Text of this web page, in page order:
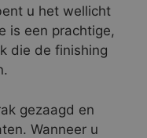
u het wellicht
is een prachtige,
die de finishing
gezaagd en
Wanneer u